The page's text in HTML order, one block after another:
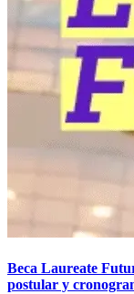
Beca Laureate
postular y